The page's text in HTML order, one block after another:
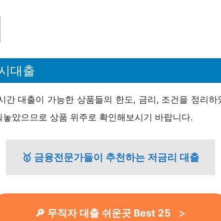
대출
간 대출이 가능한 상품들의 한도, 금리, 조건을 정리하
았으므로 상품 위주로 확인해보시기 바랍니다.
🥇 금융전문가들이 추천하는 저금리 대출
🔎 무직자 대출 쉬운곳 Best 25